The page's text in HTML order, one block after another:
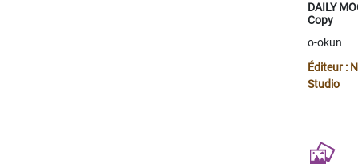
DAILY
Copy
o-okun
Éditeur :
Studio